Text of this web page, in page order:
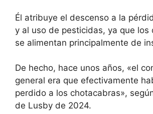
Él atribuye el descenso a la
y al uso de pesticidas, ya que los
se alimentan principalmente de
De hecho, hace unos años, «el
general era que efectivamente
perdido a los chotacabras»,
de Lusby de 2024.